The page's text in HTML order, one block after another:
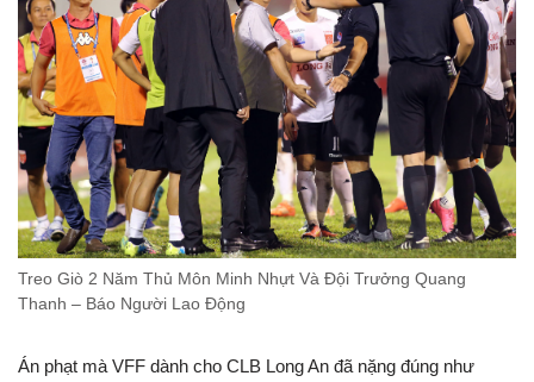
Treo Giò 2 Năm Thủ Môn Minh Nhựt Và Đội Trưởng Quang
Thanh – Báo Người Lao Động
Án phạt mà VFF dành cho CLB Long An đã nặng đúng như